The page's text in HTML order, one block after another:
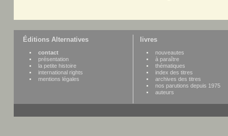
Éditions Alternatives
contact
présentation
la petite histoire
international rights
mentions légales
livres
nouveautes
à paraître
thématiques
index des titres
archives des titres
nos parutions depuis 1975
auteurs